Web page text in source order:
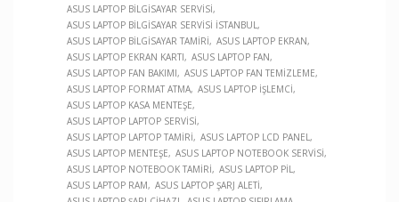
ASUS LAPTOP BILGISAYAR SERVISI
ASUS LAPTOP BILGISAYAR SERVISI İSTANBUL
ASUS LAPTOP BILGISAYAR TAMIRI
ASUS LAPTOP EKRAN
ASUS LAPTOP EKRAN KARTI
ASUS LAPTOP FAN
ASUS LAPTOP FAN BAKIMI
ASUS LAPTOP FAN TEMIZLEME
ASUS LAPTOP FORMAT ATMA ASUS LAPTOP İŞLEMCI
ASUS LAPTOP KASA MENTEŞE
ASUS LAPTOP LAPTOP SERVISI
ASUS LAPTOP LAPTOP TAMIRI
ASUS LAPTOP LCD PANEL
ASUS LAPTOP MENTEŞE
ASUS LAPTOP NOTEBOOK SERVISI
ASUS LAPTOP NOTEBOOK TAMIRI
ASUS LAPTOP PIL
ASUS LAPTOP RAM
ASUS LAPTOP ŞARJ ALETI